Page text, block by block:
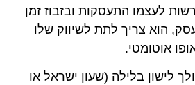
לעצמו התעסקות ובזבוז זמן
הוא צריך לתת לשיווק שלו
אוטומטי.
לישון בלילה (שעון ישראל או